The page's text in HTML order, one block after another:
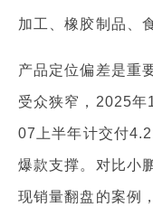
加工、橡胶制品、
产品定位偏差是重
受众狭窄，2025年
07上半年计交付
爆款支撑。对比小
现销量翻盘的案例